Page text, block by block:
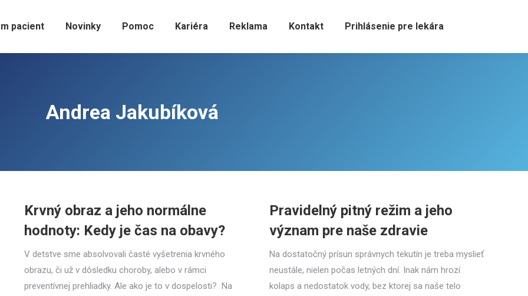
pacient Novinky Pomoc Kariéra Reklama Kontakt Prihlásenie pre lekára
Andrea Jakubíková
Krvný obraz a jeho normálne
hodnoty: Kedy je čas na obavy?
V detstve sme absolvovali časté vyšetrenia krvného
obrazu, či už v dôsledku choroby, alebo v rámci
preventívnej prehliadky. Ale ako je to v dospelosti? Na
Pravidelný pitný režim a jeho
význam pre naše zdravie
Na dostatočný prísun správnych tekutín je treba myslieť
neustále, nielen počas letných dní. Inak nám hrozí
kolaps a nedostatok vody, bez ktorej sa naše telo